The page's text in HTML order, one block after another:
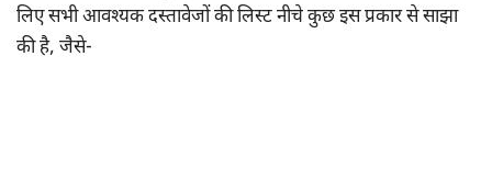
लिए सभी आवश्यक दस्तावेजों की लिस्ट नीचे कुछ इस प्रकार से साझा
की है, जैसे-